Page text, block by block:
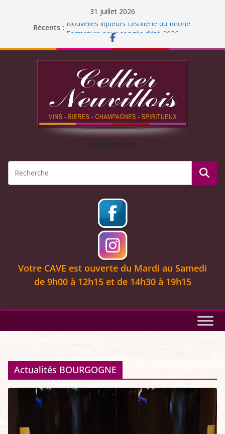
31 juillet 2026
Récents : Nouvelles liqueurs Distillerie du Rhône
Fermeture pour congés d’été 2026
Liqueur Jacoulot : nouveau parfum!
Journée Dégustation : Rhums arrangés
Rechercher
Votre CAVE est ouverte du Mardi au Samedi
de 9h00 à 12h15 et de 14h30 à 19h15
Actualités BOURGOGNE